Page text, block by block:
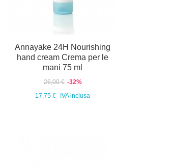
Annayake 24H Nourishing
hand cream Crema per le
mani 75 ml
26,00 € -32%
17,75 €
IVA inclusa